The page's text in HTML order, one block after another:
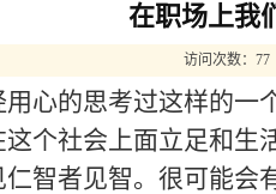
在职场上我
访问次数： 77
的思考过这样的一
个社会上面立足和生
智者见智。很可能会